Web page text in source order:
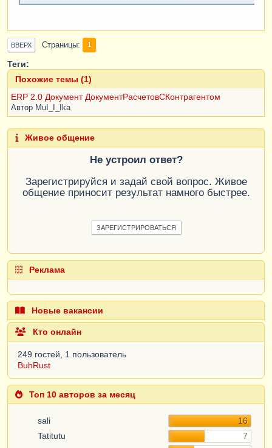
ВВЕРХ Страницы 1
Теги:
Похожие темы (1)
ERP 2.0 Документ ДокументРасчетовСКонтрагентом
Автор MuI_I_Ika
Живое общение
Не устроил ответ?
Зарегистрируйся и задай свой вопрос. Живое
общение приносит результат намного быстрее.
ЗАРЕГИСТРИРОВАТЬСЯ
Реклама
Новые вакансии
Кто онлайн
249 гостей, 1 пользователь
BuhRust
Топ 10 авторов за месяц
sali
16
Tatitutu
7